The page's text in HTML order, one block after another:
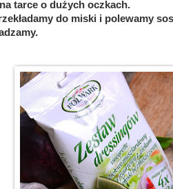
tarce o dużych oczkach.
do miski i polewamy